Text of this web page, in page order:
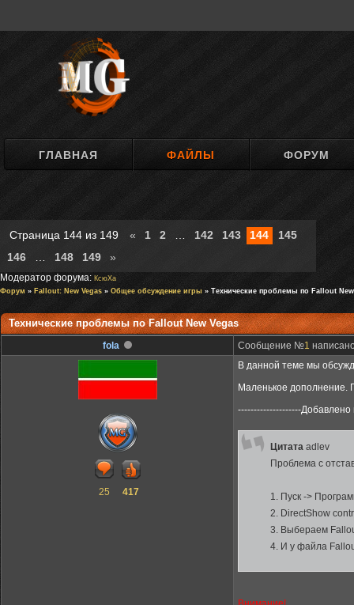
ГЛАВНАЯ ФАЙЛЫ ФОРУМ
Страница 144 из 149 « 1 2 142 143 144
145
146
148 149 »
Модератор форума: КсюXa
Форум » Fallout: New Vegas » Общее обсуждение игры » Технические проблемы по Fallout
Технические проблемы по Fallout New Vegas
fola Сообщение №1
25 417
В данной теме мы
Маленькое дополнение.
--------------------Добавлено
Цитата adlev
Проблема с
1. Пуск ->
2. DirectShow
3. Выбераем
4. И у файла